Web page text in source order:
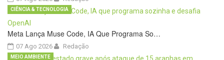
Meta Lança Muse Code, IA Que Programa So…
07 Ago 2026
CIÊNCIA & TECNOLOGIA
Redação
MEIO AMBIENTE